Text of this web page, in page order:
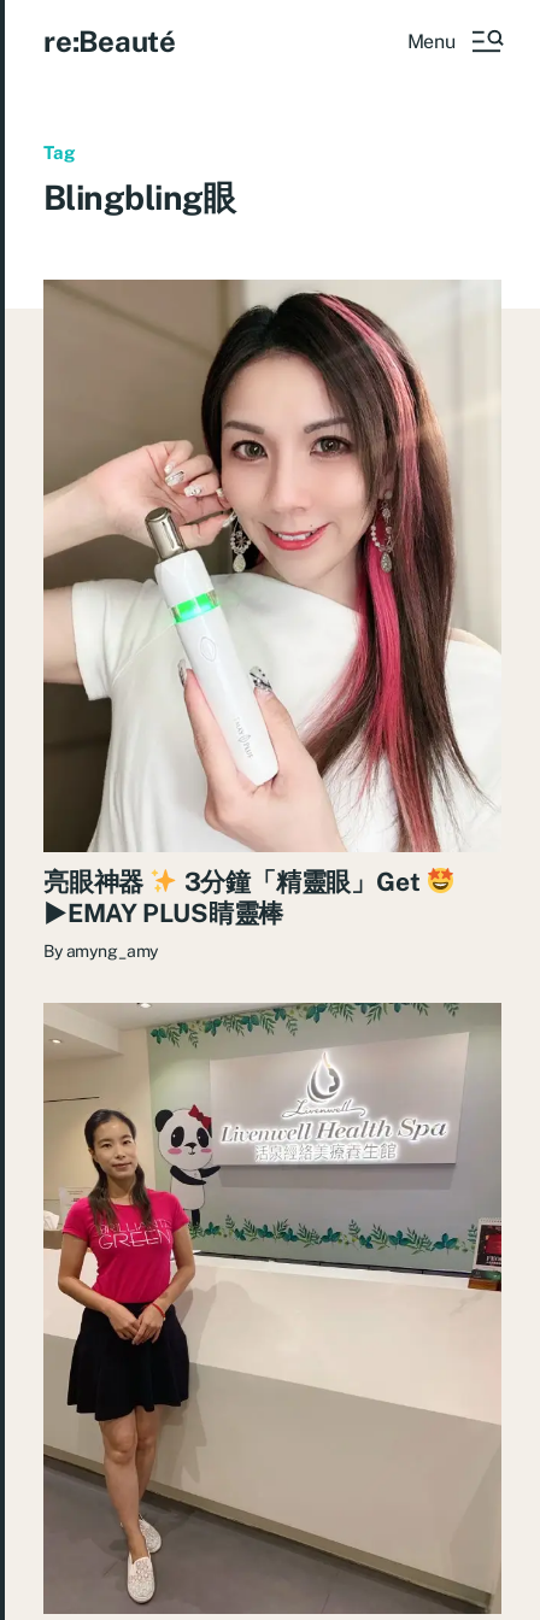
re:Beauté Menu
Tag
Blingbling眼
亮眼神器
3分鐘「精靈眼」Get
►EMAY PLUS睛靈棒
Byamyng_amy